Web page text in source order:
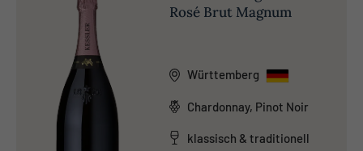
Rosé Brut Magnum
Württemberg
Chardonnay, Pinot Noir
klassisch & traditionell